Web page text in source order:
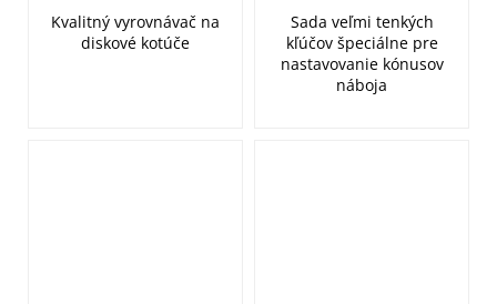
Kvalitný vyrovnávač na
diskové kotúče
Sada veľmi tenkých
kľúčov špeciálne pre
nastavovanie kónusov
náboja